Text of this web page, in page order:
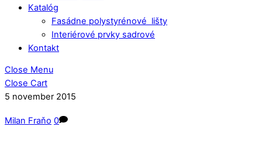
Katalóg
Fasádne polystyrénové lišty
Interiérové prvky sadrové
Kontakt
Close Menu
Close Cart
5 november 2015
Milan Fraňo 0